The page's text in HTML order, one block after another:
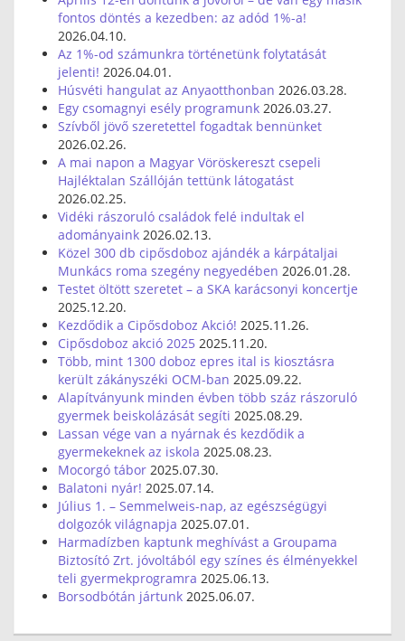
fontos döntés a kezedben: az adód 1%-a!
2026.04.10.
Az 1%-od számunkra történetünk folytatását
jelenti! 2026.04.01.
Húsvéti hangulat az Anyaotthonban 2026.03.28.
Egy csomagnyi esély programunk 2026.03.27.
Szívből jövő szeretettel fogadtak bennünket
2026.02.26.
A mai napon a Magyar Vöröskereszt csepeli
Hajléktalan Szállóján tettünk látogatást
2026.02.25.
Vidéki rászoruló családok felé indultak el
adományaink 2026.02.13.
Közel 300 db cipősdoboz ajándék a kárpátaljai
Munkács roma szegény negyedében 2026.01.28.
Testet öltött szeretet – a SKA karácsonyi koncertje
2025.12.20.
Kezdődik a Cipősdoboz Akció! 2025.11.26.
Cipősdoboz akció 2025 2025.11.20.
Több, mint 1300 doboz epres ital is kiosztásra
került zákányszéki OCM-ban 2025.09.22.
Alapítványunk minden évben több száz rászoruló
gyermek beiskolázását segíti 2025.08.29.
Lassan vége van a nyárnak és kezdődik a
gyermekeknek az iskola 2025.08.23.
Mocorgó tábor 2025.07.30.
Balatoni nyár! 2025.07.14.
Július 1. – Semmelweis-nap, az egészségügyi
dolgozók világnapja 2025.07.01.
Harmadízben kaptunk meghívást a Groupama
Biztosító Zrt. jóvoltából egy színes és élményekkel
teli gyermekprogramra 2025.06.13.
Borsodbótán jártunk 2025.06.07.